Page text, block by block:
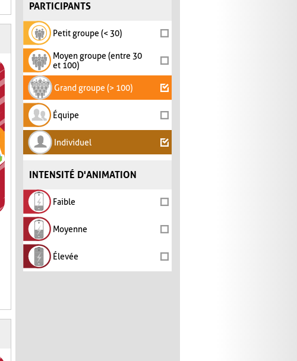
PARTICIPANTS
Petit groupe (< 30)
Moyen groupe (entre 30
et 100)
Grand groupe (> 100)
Équipe
Individuel
INTENSITÉ D'ANIMATION
Faible
Moyenne
Élevée